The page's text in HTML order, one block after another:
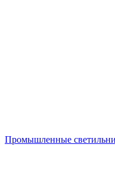
Промышленные